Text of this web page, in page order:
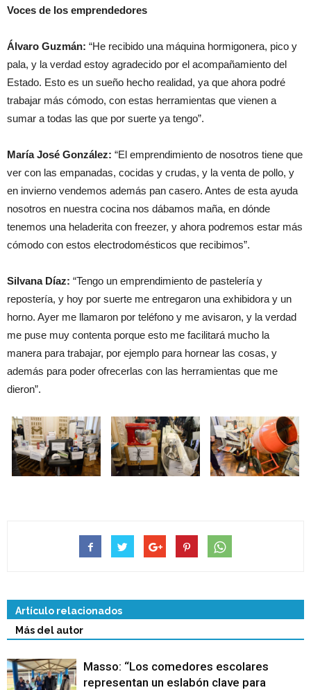
Voces de los emprendedores
Álvaro Guzmán: “He recibido una máquina hormigonera, pico y
pala, y la verdad estoy agradecido por el acompañamiento del
Estado. Esto es un sueño hecho realidad, ya que ahora podré
trabajar más cómodo, con estas herramientas que vienen a
sumar a todas las que por suerte ya tengo”.
María José González: “El emprendimiento de nosotros tiene que
ver con las empanadas, cocidas y crudas, y la venta de pollo, y
en invierno vendemos además pan casero. Antes de esta ayuda
nosotros en nuestra cocina nos dábamos maña, en dónde
tenemos una heladerita con freezer, y ahora podremos estar más
cómodo con estos electrodomésticos que recibimos”.
Silvana Díaz: “Tengo un emprendimiento de pastelería y
repostería, y hoy por suerte me entregaron una exhibidora y un
horno. Ayer me llamaron por teléfono y me avisaron, y la verdad
me puse muy contenta porque esto me facilitará mucho la
manera para trabajar, por ejemplo para hornear las cosas, y
además para poder ofrecerlas con las herramientas que me
dieron”.
Artículo relacionados
Más del autor
Masso: “Los comedores escolares
representan un eslabón clave para